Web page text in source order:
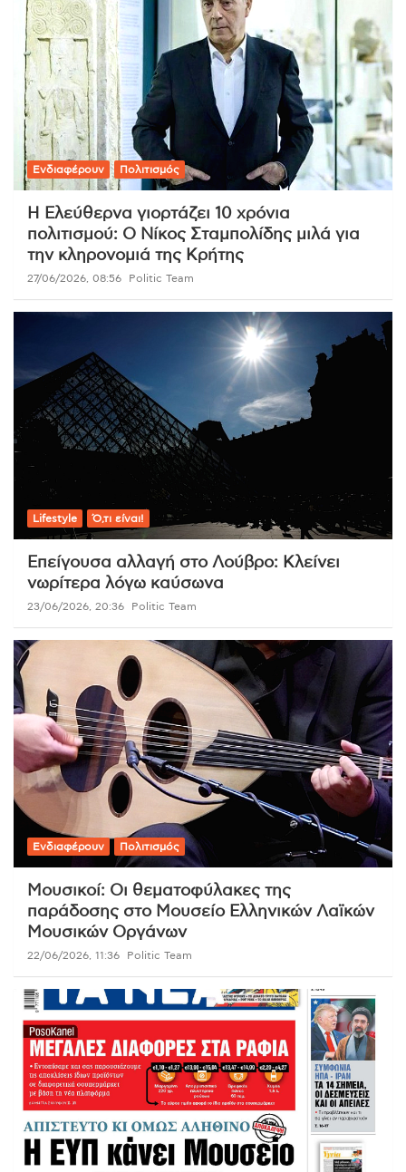
Ενδιαφέρουν Πολιτισμός
Η Ελεύθερνα γιορτάζει 10 χρόνια
πολιτισμού: Ο Νίκος Σταμπολίδης μιλά για
την κληρονομιά της Κρήτης
27/06/2026, 08:56 Politic Team
Lifestyle Ό,τι είναι!
Επείγουσα αλλαγή στο Λούβρο: Κλείνει
νωρίτερα λόγω καύσωνα
23/06/2026, 20:36 Politic Team
Ενδιαφέρουν Πολιτισμός
Μουσικοί: Οι θεματοφύλακες της
παράδοσης στο Μουσείο Ελληνικών Λαϊκών
Μουσικών Οργάνων
22/06/2026, 11:36 Politic Team